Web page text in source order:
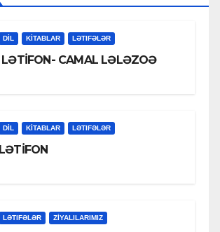
DİL KİTABLAR LƏTIFƏLƏR
LƏTİFON- CAMAL LƏLƏZOƏ
DİL KİTABLAR LƏTIFƏLƏR
LƏTİFON
LƏTIFƏLƏR ZİYALILARIMIZ